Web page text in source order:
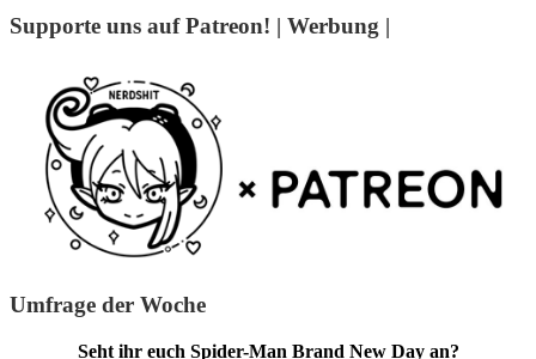
Supporte uns auf Patreon! | Werbung |
Umfrage der Woche
Seht ihr euch Spider-Man Brand New Day an?